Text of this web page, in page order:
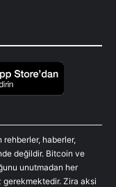
rehberler, haberler,
değildir. Bitcoin ve
unutmadan her
gerekmektedir. Zira aksi